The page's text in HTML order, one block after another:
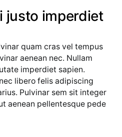
justo imperdiet
quam cras vel tempus
aenean nec. Nullam
imperdiet sapien.
libero felis adipiscing
Pulvinar sem sit integer
aenean pellentesque pede